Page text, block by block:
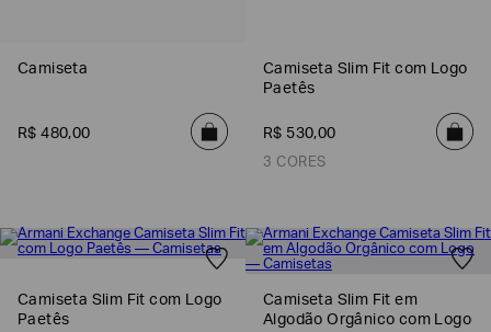
Camiseta
R$ 480,00
Camiseta Slim Fit com Logo
Paetês
R$ 530,00
3 CORES
Camiseta Slim Fit com Logo
Paetês
Camiseta Slim Fit em
Algodão Orgânico com Logo